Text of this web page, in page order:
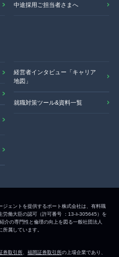
中途採用ご担当者さまへ
経営者インタビュー「キャリア
地図」
就職対策ツール&資料一覧